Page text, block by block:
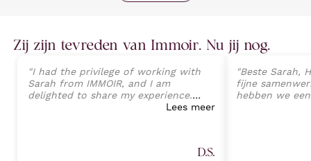
Zij zijn tevreden van Immoir. Nu jij nog.
"I had the privilege of working with
Sarah from IMMOIR, and I am
delighted to share my experience.
Sarah exhibited an exceptional level
Lees meer
D.S.
"Beste Sarah,
fijne
hebben we